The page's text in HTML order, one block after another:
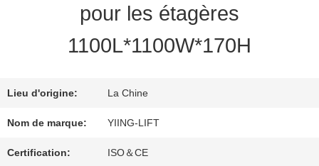
REQUEST
PLAN
DU
pour les étagères
1100L*1100W*170H
Lieu d'origine: La Chine
Nom de marque: YIING-LIFT
Certification: ISO＆CE